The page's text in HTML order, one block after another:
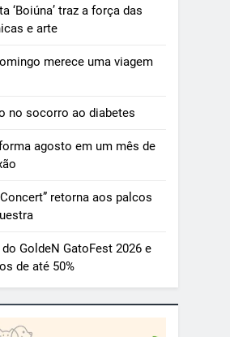
‘Boiúna’ traz a força das
e arte
merece uma viagem
no socorro ao diabetes
agosto em um mês de
retorna aos palcos
GoldeN GatoFest 2026 e
de até 50%